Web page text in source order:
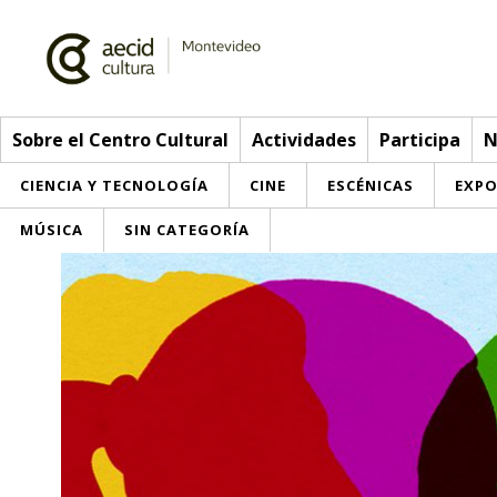
Sobre el Centro Cultural Actividades Participa
CIENCIA Y TECNOLOGÍA CINE ESCÉNICAS
MÚSICA SIN CATEGORÍA
Sobre el Centro Cultural
Visítanos
> Go to Actividades
Inscriptions
Buzón de sugerencias
Convocatorias